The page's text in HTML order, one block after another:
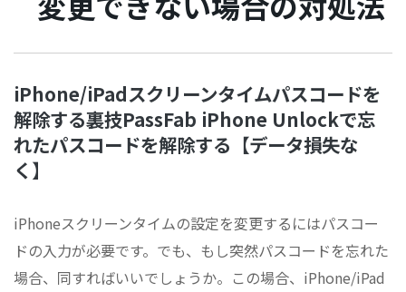
iPhone/iPadスクリーンタイムパスコードを
解除する裏技PassFab iPhone Unlockで忘
れたパスコードを解除する【データ損失な
く】
iPhoneスクリーンタイムの設定を変更するにはパスコー
ドの入力が必要です。でも、もし突然パスコードを忘れた
場合、同すればいいでしょうか。この場合、iPhone/iPad